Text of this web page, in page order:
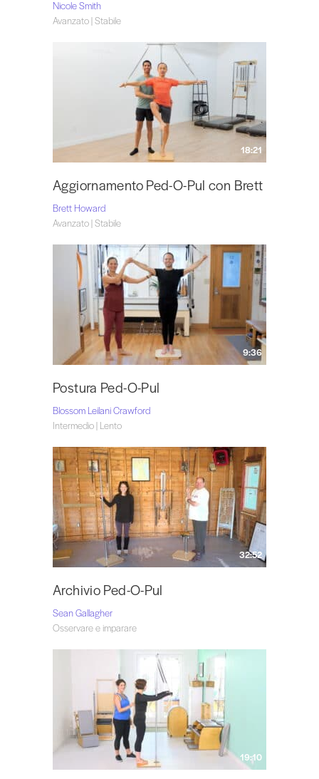
Nicole Smith
Avanzato | Stabile
18:21
Aggiornamento Ped-O-Pul con Brett
Brett Howard
Avanzato | Stabile
9:36
Postura Ped-O-Pul
Blossom Leilani Crawford
Intermedio | Lento
32:52
Archivio Ped-O-Pul
Sean Gallagher
Osservare e imparare
19:10